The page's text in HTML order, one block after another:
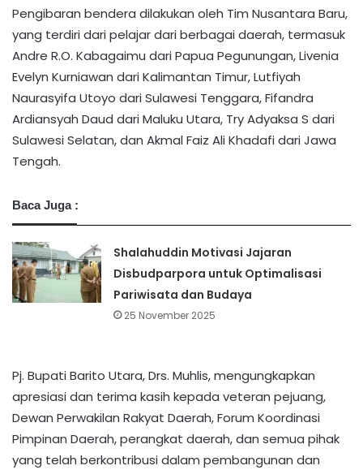
Pengibaran bendera dilakukan oleh Tim Nusantara Baru,
yang terdiri dari pelajar dari berbagai daerah, termasuk
Andre R.O. Kabagaimu dari Papua Pegunungan, Livenia
Evelyn Kurniawan dari Kalimantan Timur, Lutfiyah
Naurasyifa Utoyo dari Sulawesi Tenggara, Fifandra
Ardiansyah Daud dari Maluku Utara, Try Adyaksa S dari
Sulawesi Selatan, dan Akmal Faiz Ali Khadafi dari Jawa
Tengah.
Baca Juga :
Shalahuddin Motivasi Jajaran
Disbudparpora untuk Optimalisasi
Pariwisata dan Budaya
25 November 2025
Pj. Bupati Barito Utara, Drs. Muhlis, mengungkapkan
apresiasi dan terima kasih kepada veteran pejuang,
Dewan Perwakilan Rakyat Daerah, Forum Koordinasi
Pimpinan Daerah, perangkat daerah, dan semua pihak
yang telah berkontribusi dalam pembangunan dan